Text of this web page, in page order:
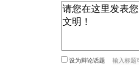
设为辩论话题